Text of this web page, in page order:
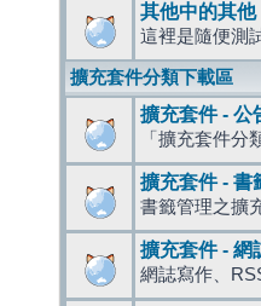
其他中的其他
這裡是隨便測
擴充套件分類下載區
擴充套件 - 公
「擴充套件分
擴充套件 - 書
書籤管理之擴
擴充套件 - 網
網誌寫作、